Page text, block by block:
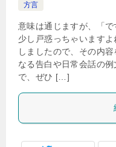
方言
意味は通じますが、「で
少し戸惑っちゃいます
しましたので、その内
なる告白や日常会話の
で、ぜひ […]